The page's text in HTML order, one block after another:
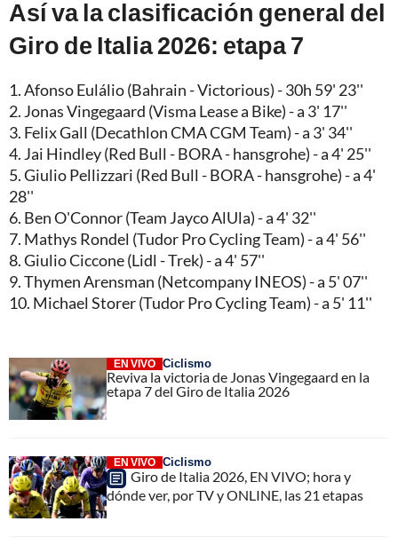
Así va la clasificación general del
Giro de Italia 2026: etapa 7
1. Afonso Eulálio (Bahrain - Victorious) - 30h 59' 23''
2. Jonas Vingegaard (Visma Lease a Bike) - a 3' 17''
3. Felix Gall (Decathlon CMA CGM Team) - a 3' 34''
4. Jai Hindley (Red Bull - BORA - hansgrohe) - a 4' 25''
5. Giulio Pellizzari (Red Bull - BORA - hansgrohe) - a 4'
28''
6. Ben O'Connor (Team Jayco AlUla) - a 4' 32''
7. Mathys Rondel (Tudor Pro Cycling Team) - a 4' 56''
8. Giulio Ciccone (Lidl - Trek) - a 4' 57''
9. Thymen Arensman (Netcompany INEOS) - a 5' 07''
10. Michael Storer (Tudor Pro Cycling Team) - a 5' 11''
EN VIVO Ciclismo
Reviva la victoria de Jonas Vingegaard en la
etapa 7 del Giro de Italia 2026
EN VIVO Ciclismo
Giro de Italia 2026, EN VIVO; hora y
dónde ver, por TV y ONLINE, las 21 etapas